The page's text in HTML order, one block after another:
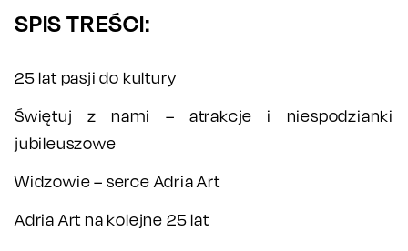
SPIS TREŚCI:
25 lat pasji do kultury
Świętuj z nami – atrakcje i niespodzianki
jubileuszowe
Widzowie – serce Adria Art
Adria Art na kolejne 25 lat